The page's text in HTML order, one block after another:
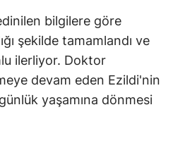
bilgilere göre
şekilde tamamlandı ve
ilerliyor. Doktor
devam eden Ezildi'nin
yaşamına dönmesi